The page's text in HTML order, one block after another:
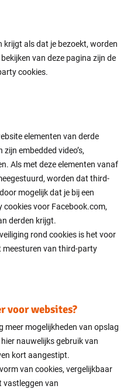
krijgt als dat je bezoekt, worden
van deze pagina zijn de
cookies.
elementen van derde
embedded video’s,
Als met deze elementen vanaf
worden dat third-
mogelijk dat je bij een
cookies voor Facebook.com,
derden krijgt.
rond cookies is het voor
meesturen van third-party
voor websites?
meer mogelijkheden van opslag
nauwelijks gebruik van
kort aangestipt.
van cookies, vergelijkbaar
vastleggen van